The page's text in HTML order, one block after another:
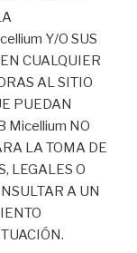
Y/O SUS
CUALQUIER
AL SITIO
PUEDAN
Micellium NO
LA TOMA DE
LEGALES O
A UN